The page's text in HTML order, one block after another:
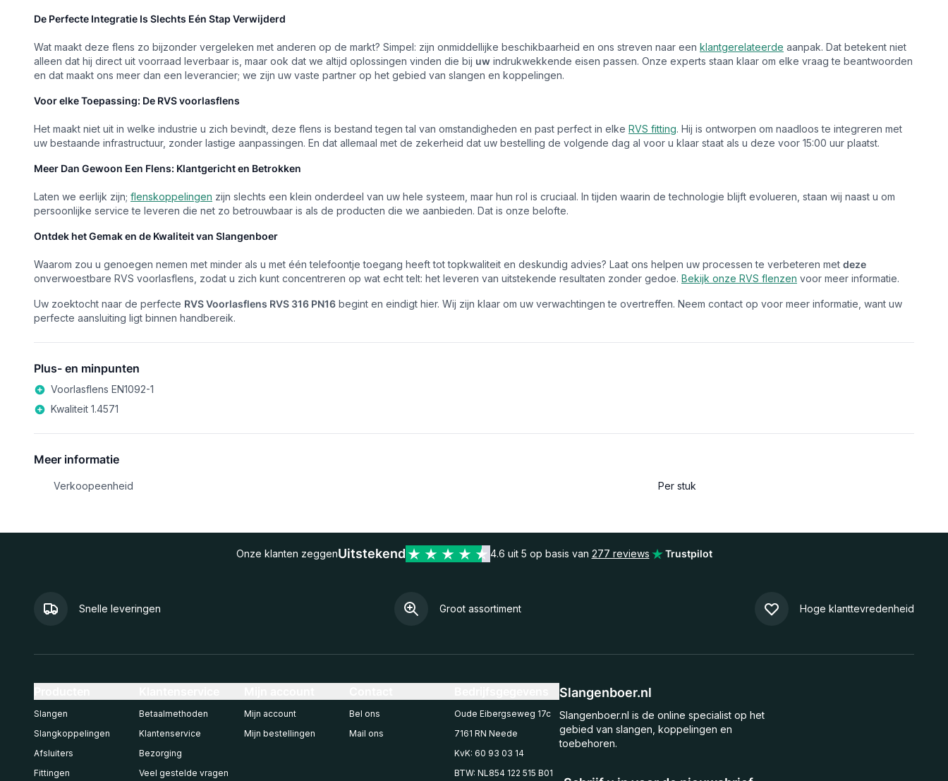
De Perfecte Integratie Is Slechts Eén Stap Verwijderd
Wat maakt deze flens zo bijzonder vergeleken met anderen op de markt? Simpel: zijn onmiddellijke beschikbaarheid en ons streven naar een klantgerelateerde aanpak. Dat betekent niet
alleen dat hij direct uit voorraad leverbaar is, maar ook dat we altijd oplossingen vinden die bij uw indrukwekkende eisen passen. Onze experts staan klaar om elke vraag te beantwoorden
en dat maakt ons meer dan een leverancier; we zijn uw vaste partner op het gebied van slangen en koppelingen.
Voor elke Toepassing: De RVS voorlasflens
Het maakt niet uit in welke industrie u zich bevindt, deze flens is bestand tegen tal van omstandigheden en past perfect in elke RVS fitting. Hij is ontworpen om naadloos te integreren met
uw bestaande infrastructuur, zonder lastige aanpassingen. En dat allemaal met de zekerheid dat uw bestelling de volgende dag al voor u klaar staat als u deze voor 15:00 uur plaatst.
Meer Dan Gewoon Een Flens: Klantgericht en Betrokken
Laten we eerlijk zijn; flenskoppelingen zijn slechts een klein onderdeel van uw hele systeem, maar hun rol is cruciaal. In tijden waarin de technologie blijft evolueren, staan wij naast u om
persoonlijke service te leveren die net zo betrouwbaar is als de producten die we aanbieden. Dat is onze belofte.
Ontdek het Gemak en de Kwaliteit van Slangenboer
Waarom zou u genoegen nemen met minder als u met één telefoontje toegang heeft tot topkwaliteit en deskundig advies? Laat ons helpen uw processen te verbeteren met deze
onverwoestbare RVS voorlasflens, zodat u zich kunt concentreren op wat echt telt: het leveren van uitstekende resultaten zonder gedoe. Bekijk onze RVS flenzen voor meer informatie.
Uw zoektocht naar de perfecte RVS Voorlasflens RVS 316 PN16 begint en eindigt hier. Wij zijn klaar om uw verwachtingen te overtreffen. Neem contact op voor meer informatie, want uw
perfecte aansluiting ligt binnen handbereik.
Plus- en minpunten
Voorlasflens EN1092-1
Kwaliteit 1.4571
Meer informatie
Verkoopeenheid Per stuk
Onze klanten zeggenUitstekend 4.6 uit 5 op basis van 277 reviews Trustpilot
Snelle leveringen Groot assortiment Hoge klanttevredenheid
Slangenboer.nl
Slangenboer.nl is de online specialist op het
gebied van slangen, koppelingen en
toebehoren.
Slangen
Slangkoppelingen
Afsluiters
Fittingen
Betaalmethoden
Klantenservice
Bezorging
Veel gestelde vragen
Mijn account
Mijn bestellingen
Bel ons
Mail ons
Oude Eibergseweg 17c
7161 RN Neede
KvK: 60 93 03 14
BTW: NL854 122 515 B01